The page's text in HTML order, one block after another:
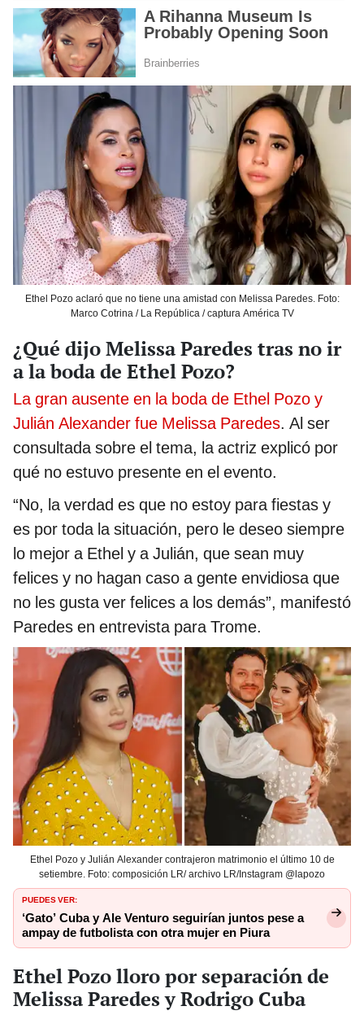
Ethel Pozo aclaró que no tiene una amistad con Melissa Paredes. Foto:
Marco Cotrina / La República / captura América TV
¿Qué dijo Melissa Paredes tras no ir
a la boda de Ethel Pozo?
La gran ausente en la boda de Ethel Pozo y
Julián Alexander fue Melissa Paredes. Al ser
consultada sobre el tema, la actriz explicó por
qué no estuvo presente en el evento.
“No, la verdad es que no estoy para fiestas y
es por toda la situación, pero le deseo siempre
lo mejor a Ethel y a Julián, que sean muy
felices y no hagan caso a gente envidiosa que
no les gusta ver felices a los demás”, manifestó
Paredes en entrevista para Trome.
Ethel Pozo y Julián Alexander contrajeron matrimonio el último 10 de
setiembre. Foto: composición LR/ archivo LR/Instagram @lapozo
PUEDES VER:
‘Gato’ Cuba y Ale Venturo seguirían juntos pese a
ampay de futbolista con otra mujer en Piura
Ethel Pozo lloro por separación de
Melissa Paredes y Rodrigo Cuba